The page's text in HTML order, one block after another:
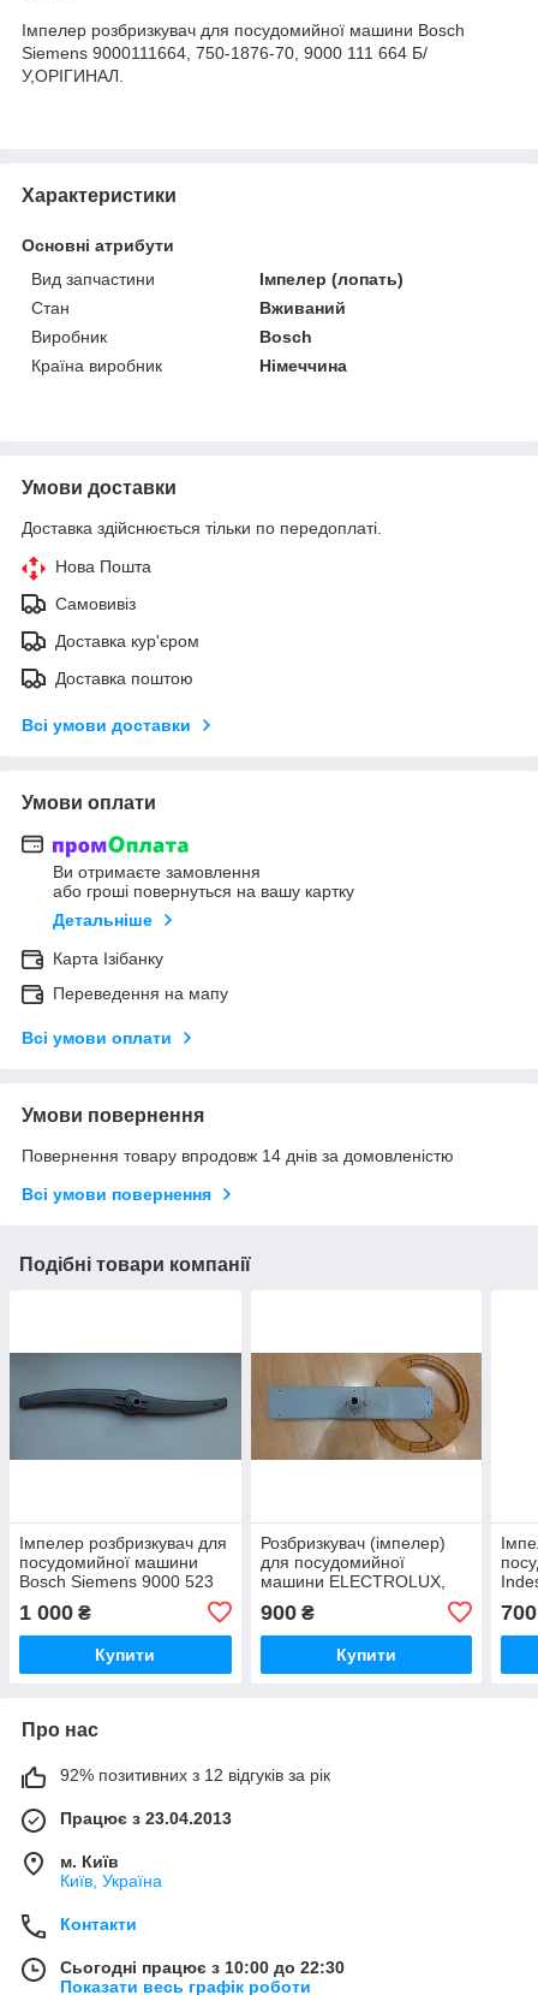
Імпелер розбризкувач для посудомийної машини Bosch
Siemens 9000111664, 750-1876-70, 9000 111 664 Б/
У,ОРІГИНАЛ.
Характеристики
Основні атрибути
Вид запчастини
Імпелер (лопать)
Стан
Вживаний
Виробник
Bosch
Країна виробник
Німеччина
Умови доставки
Доставка здійснюється тільки по передоплаті.
Нова Пошта
Самовивіз
Доставка кур'єром
Доставка поштою
Всі умови доставки
Умови оплати
Ви отримаєте замовлення
або гроші повернуться на вашу картку
Детальніше
Карта Ізібанку
Переведення на мапу
Всі умови оплати
Умови повернення
Повернення товару впродовж 14 днів за домовленістю
Всі умови повернення
Подібні товари компанії
Імпелер розбризкувач для
посудомийної машини
Bosch Siemens 9000 523
537, 90000.523.537,A2302
007/3 ОРИГИНАЛ
1 000 ₴
Купити
Розбризкувач (імпелер)
для посудомийної
машини ELECTROLUX,
AEG,ZANUSSI 111 9230,
1119226239, 111922623,
ОРИГІНАЛ Б/У.
900₴
Купити
700
Про нас
92% позитивних з 12 відгуків за рік
Працює з 23.04.2013
м. Київ
Київ, Україна
Контакти
Сьогодні працює з 10:00 до 22:30
Показати весь графік роботи